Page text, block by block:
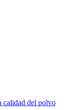
calidad del polvo